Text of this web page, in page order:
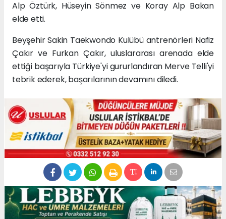
Alp Öztürk, Hüseyin Sönmez ve Koray Alp Bakan
elde etti.
Beyşehir Sakin Taekwondo Kulübü antrenörleri Nafiz
Çakır ve Furkan Çakır, uluslararası arenada elde
ettiği başarıyla Türkiye'yi gururlandıran Merve Telli'yi
tebrik ederek, başarılarının devamını diledi.